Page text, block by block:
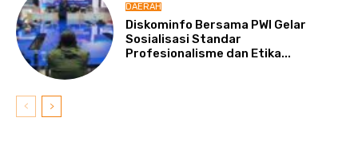
DAERAH
Diskominfo Bersama PWI Gelar
Sosialisasi Standar
Profesionalisme dan Etika...